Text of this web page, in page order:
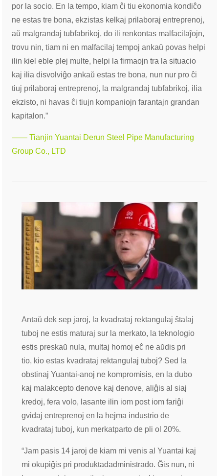
por la socio. En la tempo, kiam ĉi tiu ekonomia kondiĉo
ne estas tre bona, ekzistas kelkaj prilaboraj entreprenoj,
aŭ malgrandaj tubfabrikoj, do ili renkontas malfacilaĵojn,
trovu nin, tiam ni en malfacilaj tempoj ankaŭ povas helpi
ilin kiel eble plej multe, helpi la firmaojn tra la situacio
kaj ilia disvolviĝo ankaŭ estas tre bona, nun nur pro ĉi
tiuj prilaboraj entreprenoj, la malgrandaj tubfabrikoj, ilia
ekzisto, ni havas ĉi tiujn kompaniojn farantajn grandan
kapitalon.”
—— Tianjin Yuantai Derun Steel Pipe Manufacturing
Group Co., LTD
Antaŭ dek sep jaroj, la kvadrataj rektangulaj ŝtalaj
tuboj ne estis maturaj sur la merkato, la teknologio
estis preskaŭ nula, multaj homoj eĉ ne aŭdis pri
tio, kio estas kvadrataj rektangulaj tuboj? Sed la
obstinaj Yuantai-anoj ne kompromisis, en la dubo
kaj malakcepto denove kaj denove, aliĝis al siaj
kredoj, fera volo, lasante ilin iom post iom fariĝi
gvidaj entreprenoj en la hejma industrio de
kvadrataj tuboj, kun merkatparto de pli ol 20%.
“Jam pasis 14 jaroj de kiam mi venis al Yuantai kaj
mi okupiĝis pri produktadadministrado. Ĝis nun, ni